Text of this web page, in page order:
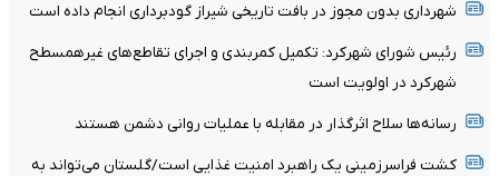
شهرداری بدون مجوز در بافت تاریخی شیراز گودبرداری انجام داده است
رئیس شورای شهرکرد: تکمیل کمربندی و اجرای تقاطع‌های غیرهمسطح
شهرکرد در اولویت است
رسانه‌ها سلاح اثرگذار در مقابله با عملیات روانی دشمن هستند
کشت فراسرزمینی یک راهبرد امنیت غذایی است/گلستان می‌تواند به